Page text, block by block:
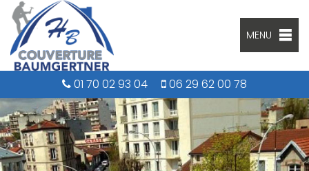
MENU
01 70 02 93 04 06 29 62 00 78